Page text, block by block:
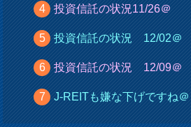
投資信託の状況11/26＠
投資信託の状況 12/02＠
投資信託の状況 12/09＠
J-REITも嫌な下げですね＠